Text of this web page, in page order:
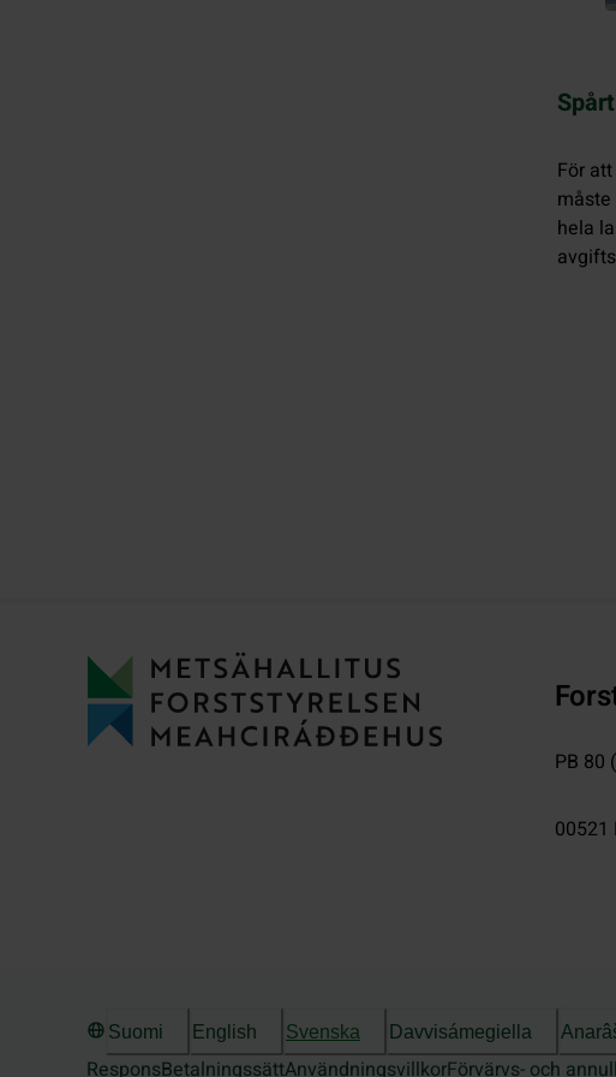
För
hela
PB 80
00521
Suomi English Svenska Davvisámegiella
ResponsBetalningssättAnvändningsvillkorFörvärvs- och